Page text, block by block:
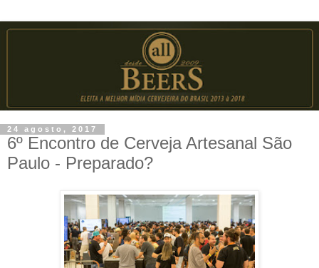
24 agosto, 2017
6º Encontro de Cerveja Artesanal São
Paulo - Preparado?